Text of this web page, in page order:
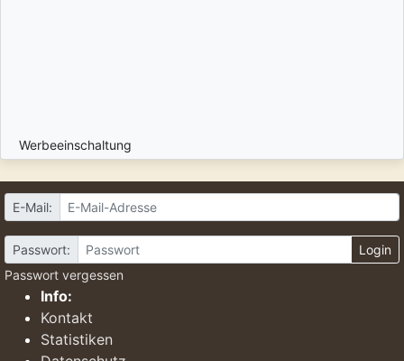
Werbeeinschaltung
E-Mail:
Passwort:
Login
Passwort vergessen
Info:
Kontakt
Statistiken